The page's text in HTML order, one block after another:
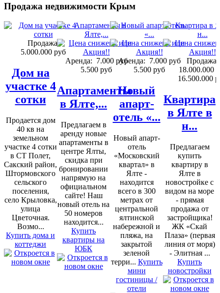
Продажа недвижимости Крым
Продажа:
5.000.000 руб
Дом на
участке 4
сотки
Продается дом
40 кв на
земельном
участке 4 сотки
в СТ Полет,
Сакский район,
Штормовского
сельского
поселения,
село Крыловка,
улица
Цветочная.
Возмо...
Купить дома и
коттеджи
Аренда: 7.000 руб
5.500 руб
Апартаменты
в Ялте,...
Предлагаем в
аренду новые
апартаменты в
центре Ялты,
скидка при
бронировании
напрямую на
официальном
сайте! Наш
новый отель на
50 номеров
находится...
Купить
квартиры на
ЮБК
Аренда: 7.000 руб
5.500 руб
Новый
апарт-
отель «...
Новый апарт-
отель
«Московский
квартал» в
Ялте -
находится
всего в 300
метрах от
центральной
ялтинской
набережной и
пляжа, на
закрытой
зеленой
терри... Купить
мини
гостиницы /
отели
Продажа:
18.000.000
16.500.000
Квартира
в Ялте в
н...
Предлагаем
купить
квартиру в
Ялте в
новостройке с
видом на море
- прямая
продажа от
застройщика!
ЖК «Скай
Плаза» (первая
линия от моря)
- Элитная ...
Купить
новостройки